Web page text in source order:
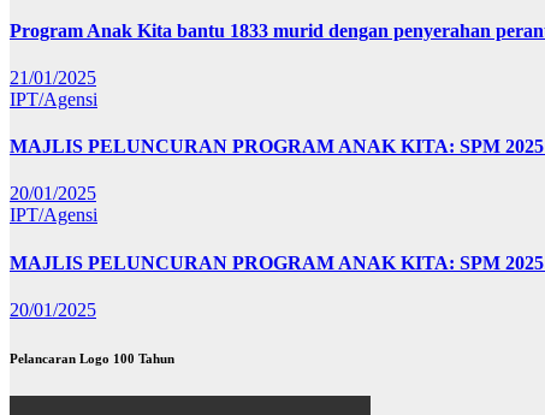
Program Anak Kita bantu 1833 murid dengan penyerahan
21/01/2025
IPT/Agensi
MAJLIS PELUNCURAN PROGRAM ANAK KITA: SPM
20/01/2025
IPT/Agensi
MAJLIS PELUNCURAN PROGRAM ANAK KITA: SPM
20/01/2025
Pelancaran Logo 100 Tahun